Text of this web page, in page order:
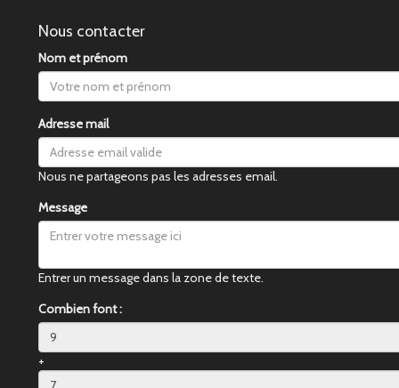
Nous contacter
Nom et prénom
Adresse mail
Nous ne partageons pas les adresses email.
Message
Entrer un message dans la zone de texte.
Combien font :
+